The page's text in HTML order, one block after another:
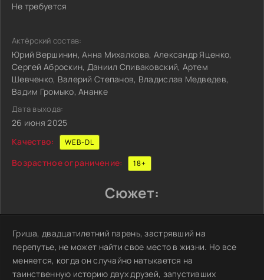
Не требуется
Актёрский состав:
Юрий Вершинин, Анна Михалкова, Александр Яценко,
Сергей Аброскин, Даниил Спиваковский, Артем
Шевченко, Валерий Степанов, Владислав Медведев,
Вадим Громыко, Ананке
Дата выхода:
26 июня 2025
Качество:
WEB-DL
Возрастное ограничение: 18+
Сюжет:
Гриша, двадцатилетний парень, застрявший на
перепутье, не может найти свое место в жизни. Но все
меняется, когда он случайно натыкается на
таинственную историю двух друзей, запустивших